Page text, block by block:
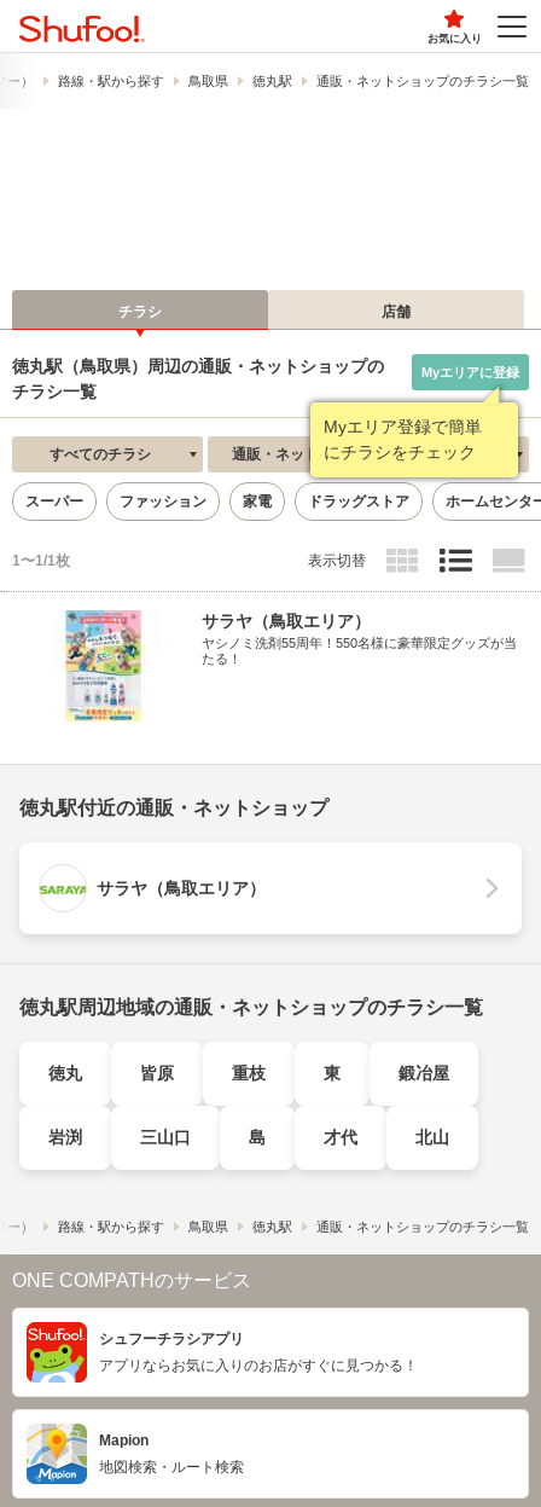
お気に入り
） 路線・駅から探す 鳥取県 徳丸駅 通販・ネットショップのチラシ一覧
チラシ 店舗
徳丸駅（鳥取県）周辺の通販・ネットショップの
チラシ一覧
Myエリア登録で簡単
にチラシをチェック
Myエリアに登録
すべてのチラシ 通販・ネットショップ 新着順
スーパー ファッション 家電 ドラッグストア ホームセンタ
1〜1/1枚 表示切替
サラヤ（鳥取エリア）
ヤシノミ洗剤55周年！550名様に豪華限定グッズが当
たる！
徳丸駅付近の通販・ネットショップ
サラヤ（鳥取エリア）
徳丸駅周辺地域の通販・ネットショップのチラシ一覧
徳丸 皆原 重枝 東 鍛冶屋
岩渕 三山口 島 才代 北山
） 路線・駅から探す 鳥取県 徳丸駅 通販・ネットショップのチラシ一覧
ONE COMPATHのサービス
シュフーチラシアプリ
アプリならお気に入りのお店がすぐに見つかる！
Mapion
地図検索・ルート検索